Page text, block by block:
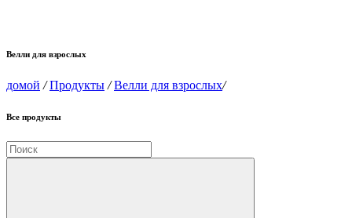
Велли для взрослых
домой /Продукты / Велли для взрослых/
Все продукты